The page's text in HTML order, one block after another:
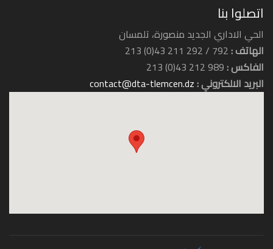
الثقافة
اتصلوا بنا
الحي الاداري الجديد منصورة، تلمسان
الهاتف :792 / 292 211 43(0) 213
الفاكس :989 212 43(0) 213
البريد الالكتروني :contact@dta-tlemcen.dz